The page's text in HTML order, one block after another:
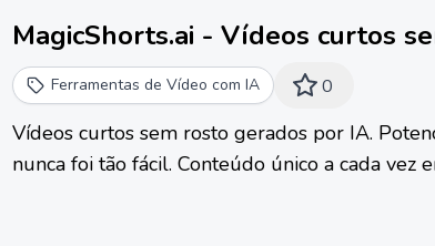
MagicShorts.ai - Vídeos curtos
criadores de conteúdo nas redes
Ferramentas de Vídeo com IA 0
Vídeos curtos sem rosto gerados por IA.
nunca foi tão fácil. Conteúdo único a cada vez